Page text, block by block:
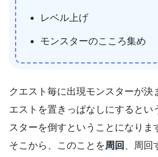
レベル上げ
モンスターのこころ集め
クエスト毎に出現モンスターが決
エストを置きっぱなしにするとい
スターを倒すということになりま
そこから、このことを周回 、周